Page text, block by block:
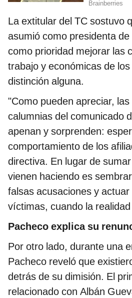
La extitular del TC sostuvo
asumió como presidenta
como prioridad mejorar las
trabajo y económicas de
distinción alguna.
"Como pueden apreciar,
calumnias del comunicado
apenan y sorprenden:
comportamiento de los
directiva. En lugar de
vienen haciendo es
falsas acusaciones y
víctimas, cuando la
Pacheco explica su
Por otro lado, durante una
Pacheco reveló que
detrás de su dimisión. El
relacionado con Albán